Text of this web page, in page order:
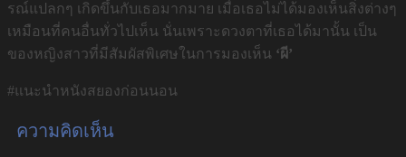
รณ์แปลกๆ เกิดขึ้นกับเธอมากมาย เมื่อเธอไม่ได้มองเห็นสิ่งต่างๆ
เหมือนที่คนอื่นทั่วไปเห็น นั่นเพราะดวงตาที่เธอได้มานั้น เป็น
ของหญิงสาวที่มีสัมผัสพิเศษในการมองเห็น ‘ผี’
#แนะนำหนังสยองก่อนนอน
ความคิดเห็น